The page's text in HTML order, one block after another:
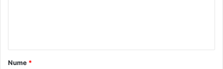
a
r
Nume *